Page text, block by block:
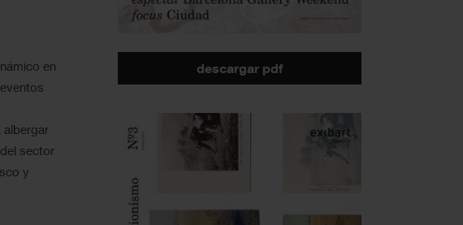
en
sector
y
descargar pdf